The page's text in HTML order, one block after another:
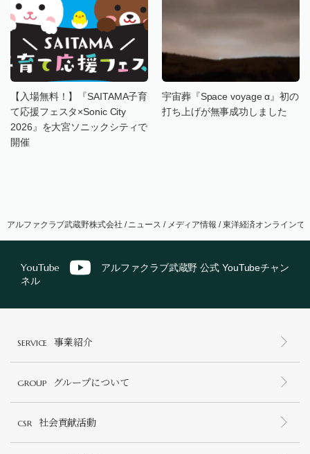
【入場無料！】『SAITAMA子育
て応援フェスタ×Sonic City
2026』を大宮ソニックシティで
開催
宇宙葬『Space voyage α』初の
打ち上げが無事成功しました
アルファクラブ武蔵野株式会社 / ニュース / メディア情報 /東洋経済オンラインで
YouTube
アルファクラブ武蔵野 公式 YouTubeチャン
ネル
SERVICE 事業紹介
GROUP グループについて
CSR 社会貢献活動